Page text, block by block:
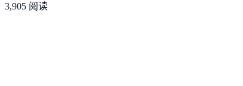
3,905 阅读